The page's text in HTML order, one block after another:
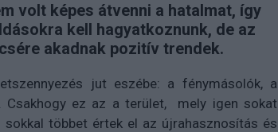
volt képes átvenni a hatalmat, így
kell hagyatkoznunk, de az
akadnak pozitív trendek.
jut eszébe: a fénymásolók, a
Csakhogy ez az a terület, mely igen sokat
többet értek el az újrahasznosítás és